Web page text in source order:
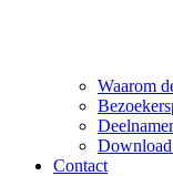
Waarom
Contact